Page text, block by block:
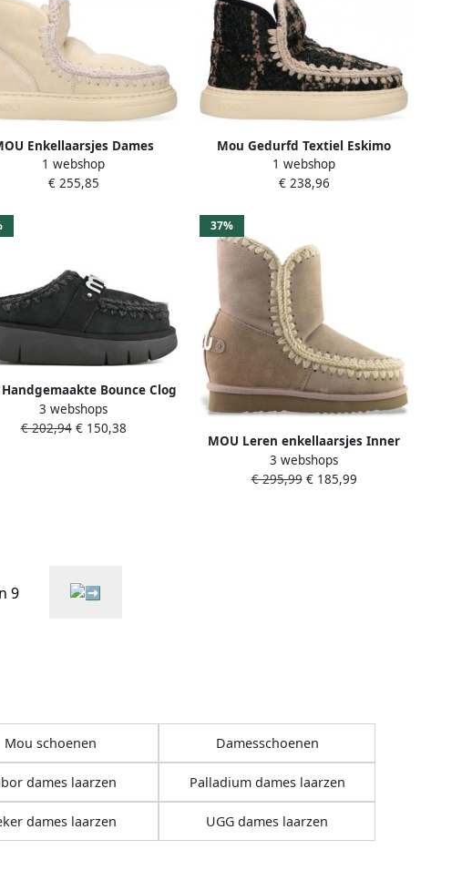
Enkellaarsjes Dames
Damesschoenen Leer
snkr bold Gebroken wit
1 webshop
€ 255,85
Mou Gedurfd Textiel Eskimo
Sneaker Laarzen
1 webshop
€ 238,96
Bounce Clog
Gehaakte Details Black
Dames
3 webshops
€ 202,94€ 150,38
37%
MOU Leren enkellaarsjes Inner
WedgeSh groot metalen logo
taupe
3 webshops
€ 295,99€ 185,99
9
Mou schoenen Damesschoenen
dames laarzen Palladium dames laarzen
dames laarzen UGG dames laarzen